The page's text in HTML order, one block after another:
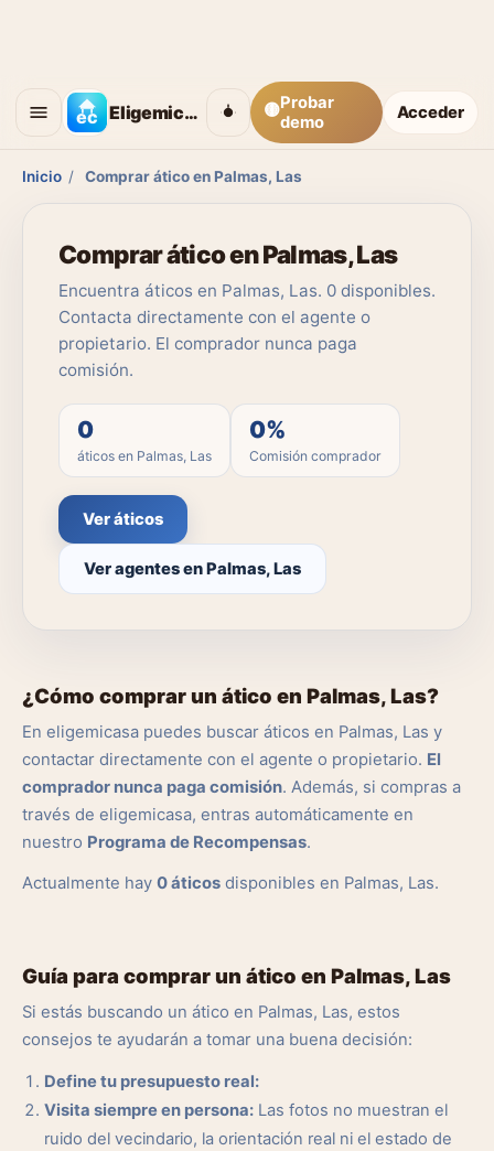
Eligemicasa 🟡Probar
demo
Acceder
Inicio / Comprar ático en Palmas, Las
Comprar ático en Palmas, Las
Encuentra áticos en Palmas, Las. 0 disponibles.
Contacta directamente con el agente o
propietario. El comprador nunca paga
comisión.
0
áticos en Palmas, Las
0%
Comisión comprador
Ver áticos
Ver agentes en Palmas, Las
¿Cómo comprar un ático en Palmas, Las?
En eligemicasa puedes buscar áticos en Palmas, Las y
contactar directamente con el agente o propietario. El
comprador nunca paga comisión. Además, si compras a
través de eligemicasa, entras automáticamente en
nuestro Programa de Recompensas.
Actualmente hay 0 áticos disponibles en Palmas, Las.
Guía para comprar un ático en Palmas, Las
Si estás buscando un ático en Palmas, Las, estos
consejos te ayudarán a tomar una buena decisión:
Define tu presupuesto real:
Visita siempre en persona: Las fotos no muestran el
ruido del vecindario, la orientación real ni el estado de